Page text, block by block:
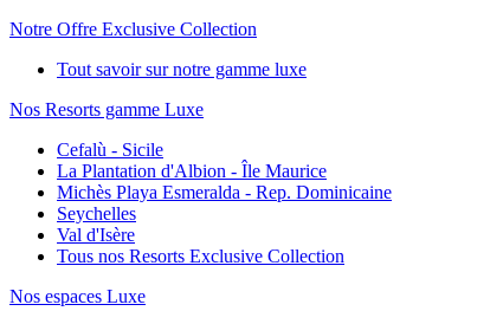
Notre Offre Exclusive Collection
Tout savoir sur notre gamme luxe
Nos Resorts gamme Luxe
Cefalù - Sicile
La Plantation d'Albion - Île Maurice
Michès Playa Esmeralda - Rep. Dominicaine
Seychelles
Val d'Isère
Tous nos Resorts Exclusive Collection
Nos espaces Luxe